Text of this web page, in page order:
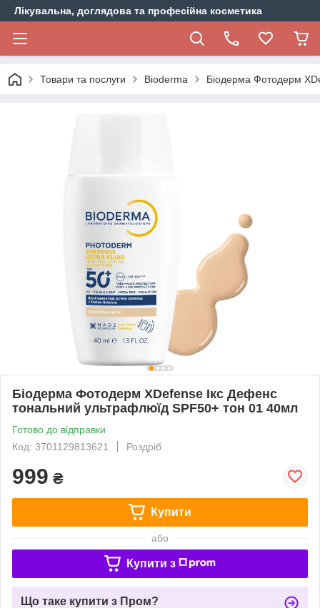
Лікувальна, доглядова та професійна косметика
Товари та послуги Bioderma Біодерма Фотодерм
Біодерма Фотодерм XDefense Ікс Дефенс
тональний ультрафлюїд SPF50+ тон 01 40мл
Готово до відправки
Код: 3701129813621
Роздріб
999 ₴
Купити
або
Купити з
Що таке купити з Пром?